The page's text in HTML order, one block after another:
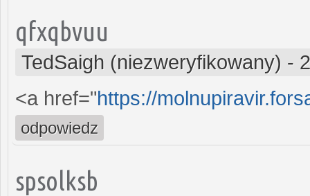
qfxqbvuu
TedSaigh (niezweryfikowany) -
<a href="https://
odpowiedz
spsolksb